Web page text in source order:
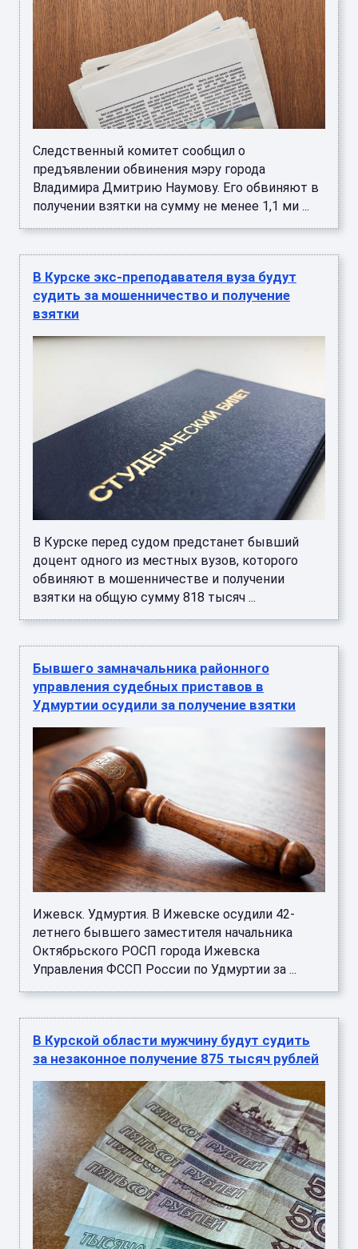
Следственный комитет сообщил о
предъявлении обвинения мэру города
Владимира Дмитрию Наумову. Его обвиняют в
получении взятки на сумму не менее 1,1 ми ...
В Курске экс-преподавателя вуза будут
судить за мошенничество и получение
взятки
В Курске перед судом предстанет бывший
доцент одного из местных вузов, которого
обвиняют в мошенничестве и получении
взятки на общую сумму 818 тысяч ...
Бывшего замначальника районного
управления судебных приставов в
Удмуртии осудили за получение взятки
Ижевск. Удмуртия. В Ижевске осудили 42-
летнего бывшего заместителя начальника
Октябрьского РОСП города Ижевска
Управления ФССП России по Удмуртии за ...
В Курской области мужчину будут судить
за незаконное получение 875 тысяч рублей